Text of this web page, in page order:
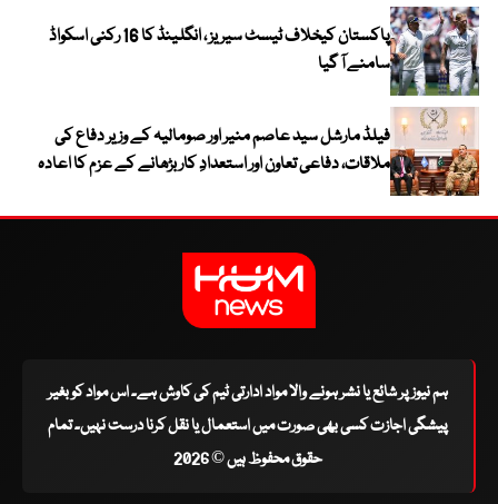
پاکستان کیخلاف ٹیسٹ سیریز ، انگلینڈ کا 16 رکنی اسکواڈ
سامنے آ گیا
فیلڈ مارشل سید عاصم منیر اور صومالیہ کے وزیر دفاع کی
ملاقات، دفاعی تعاون اور استعدادِ کار بڑھانے کے عزم کا اعادہ
ہم نیوز پر شائع یا نشر ہونے والا مواد ادارتی ٹیم کی کاوش ہے۔ اس مواد کو بغیر
پیشگی اجازت کسی بھی صورت میں استعمال یا نقل کرنا درست نہیں۔ تمام
حقوق محفوظ ہیں © 2026